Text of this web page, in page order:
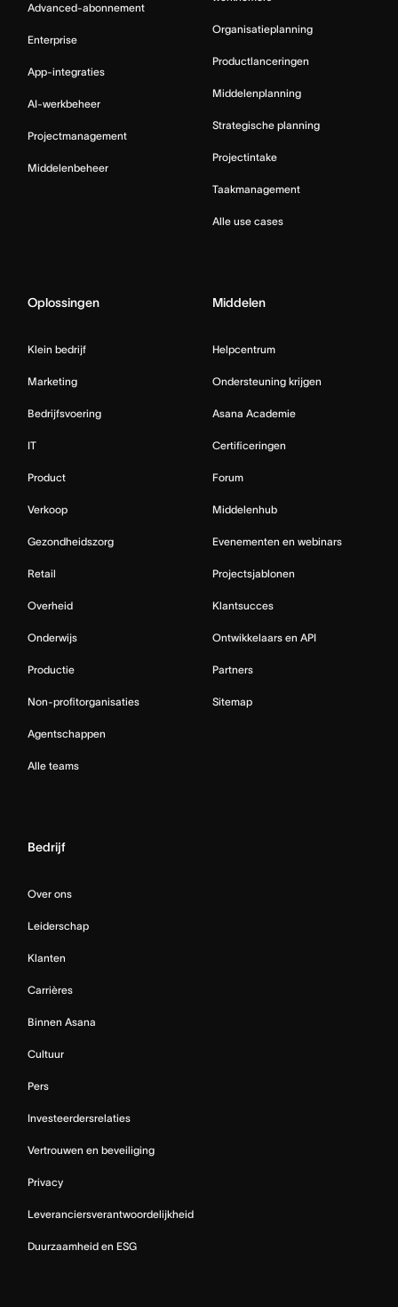
Advanced-abonnement
Enterprise
App-integraties
AI-werkbeheer
Projectmanagement
Middelenbeheer
Organisatieplanning
Productlanceringen
Middelenplanning
Strategische planning
Projectintake
Taakmanagement
Alle use cases
Oplossingen
Klein bedrijf
Marketing
Bedrijfsvoering
IT
Product
Verkoop
Gezondheidszorg
Retail
Overheid
Onderwijs
Productie
Non-profitorganisaties
Agentschappen
Alle teams
Middelen
Helpcentrum
Ondersteuning krijgen
Asana Academie
Certificeringen
Forum
Middelenhub
Evenementen en webinars
Projectsjablonen
Klantsucces
Ontwikkelaars en API
Partners
Sitemap
Bedrijf
Over ons
Leiderschap
Klanten
Carrières
Binnen Asana
Cultuur
Pers
Investeerdersrelaties
Vertrouwen en beveiliging
Privacy
Leveranciersverantwoordelijkheid
Duurzaamheid en ESG